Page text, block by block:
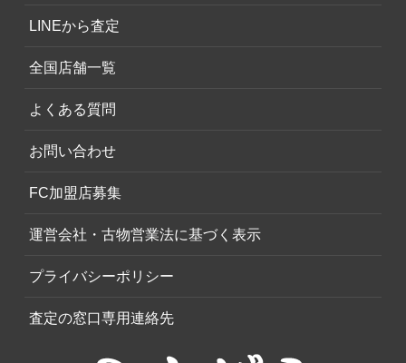
LINEから査定
全国店舗一覧
よくある質問
お問い合わせ
FC加盟店募集
運営会社・古物営業法に基づく表示
プライバシーポリシー
査定の窓口専用連絡先